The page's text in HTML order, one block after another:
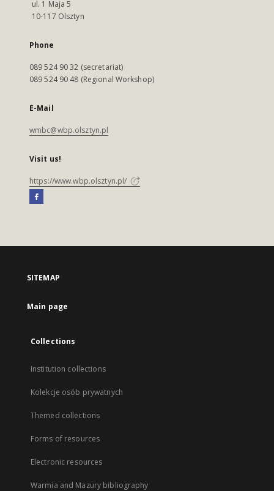
ul. 1 Maja 5
10-117 Olsztyn
Phone
089 524 90 32 (secretariat)
089 524 90 48 (Regional Workshop)
E-Mail
wmbc@wbp.olsztyn.pl
Visit us!
https://www.wbp.olsztyn.pl/
SITEMAP
Main page
Collections
Institution collections
Kolekcje osób prywatnych
Themed collections
Forms of resources
Electronic resources
Warmia and Mazury bibliography